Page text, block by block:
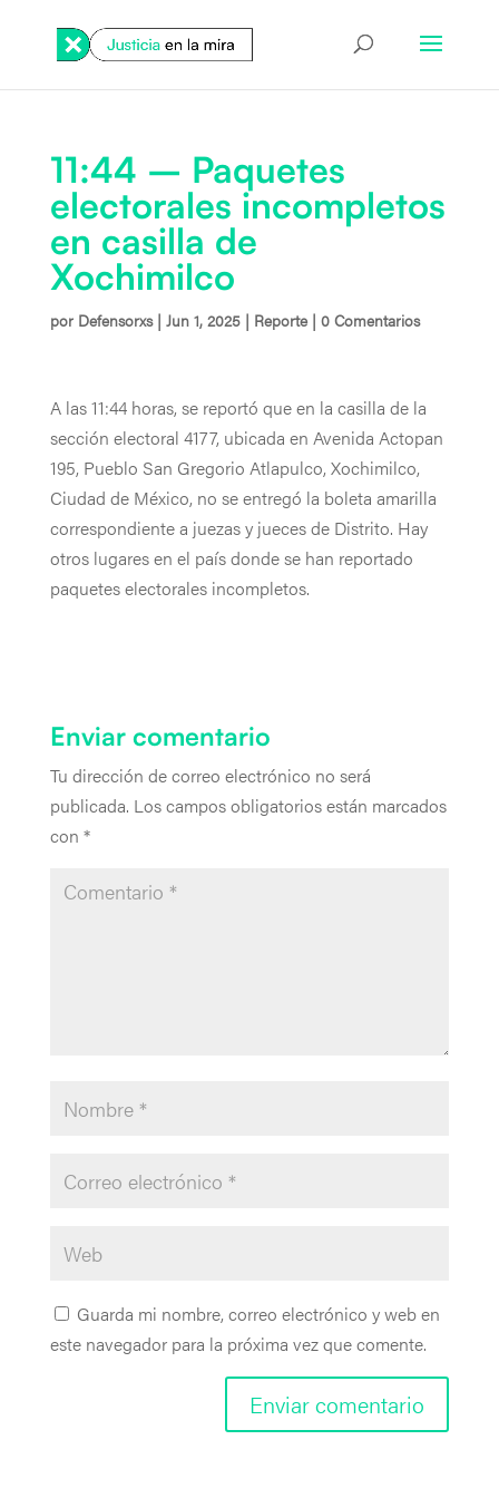
11:44 – Paquetes
electorales incompletos
en casilla de
Xochimilco
por Defensorxs| Jun 1, 2025| Reporte| 0 Comentarios
A las 11:44 horas, se reportó que en la casilla de la
sección electoral 4177, ubicada en Avenida Actopan
195, Pueblo San Gregorio Atlapulco, Xochimilco,
Ciudad de México, no se entregó la boleta amarilla
correspondiente a juezas y jueces de Distrito. Hay
otros lugares en el país donde se han reportado
paquetes electorales incompletos.
Enviar comentario
Tu dirección de correo electrónico no será
publicada. Los campos obligatorios están marcados
con *
Guarda mi nombre, correo electrónico y web en
este navegador para la próxima vez que comente.